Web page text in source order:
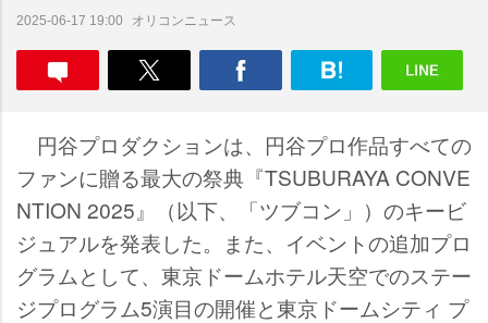
2025-06-17 19:00 オリコンニュース
円谷プロダクションは、円谷プロ作品すべての
ファンに贈る最大の祭典『TSUBURAYA CONVE
NTION 2025』（以下、「ツブコン」）のキービ
ジュアルを発表した。また、イベントの追加プロ
グラムとして、東京ドームホテル天空でのステー
ジプログラム5演目の開催と東京ドームシティ プ